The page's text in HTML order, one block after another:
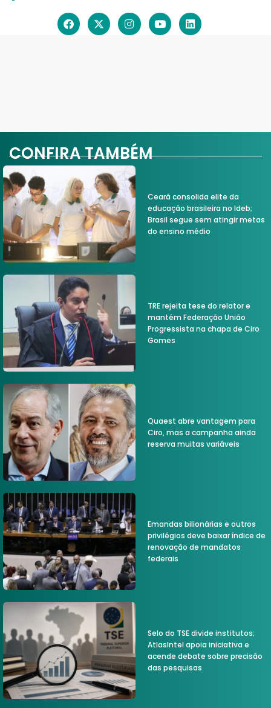
CONFIRA TAMBÉM
Ceará consolida elite da
educação brasileira no Ideb;
Brasil segue sem atingir metas
do ensino médio
TRE rejeita tese do relator e
mantém Federação União
Progressista na chapa de Ciro
Gomes
Quaest abre vantagem para
Ciro, mas a campanha ainda
reserva muitas variáveis
Emandas bilionárias e outros
privilégios deve baixar índice de
renovação de mandatos
federais
Selo do TSE divide institutos;
AtlasIntel apoia iniciativa e
acende debate sobre precisão
das pesquisas